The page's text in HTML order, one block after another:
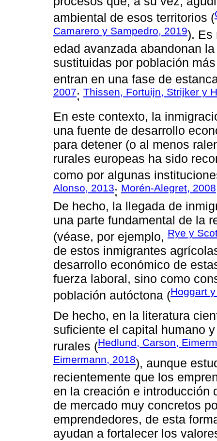
ambiental de esos territorios (
Camarero y Sampedro, 2019). Es
edad avanzada abandonan
sustituidas por población
entran en una fase de
2007; Thissen, Fortuijn, Strijker y
En este contexto, la
una fuente de desarrollo
para detener (o al menos
rurales europeas ha sido
como por algunas
Alonso, 2013; Morén-Alegret, 2008
De hecho, la llegada de
una parte fundamental de la
(véase, por ejemplo, Rye y
de estos inmigrantes
desarrollo económico de
fuerza laboral, sino como
población autóctona (Hoggart
De hecho, en la literatura
suficiente el capital humano
rurales (Hedlund, Carson,
Eimermann, 2018), aunque
recientemente que los
en la creación e introducción
de mercado muy concretos
emprendedores, de esta
ayudan a fortalecer los